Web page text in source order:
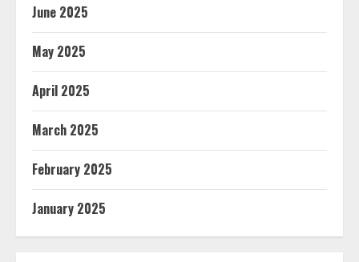
June 2025
May 2025
April 2025
March 2025
February 2025
January 2025